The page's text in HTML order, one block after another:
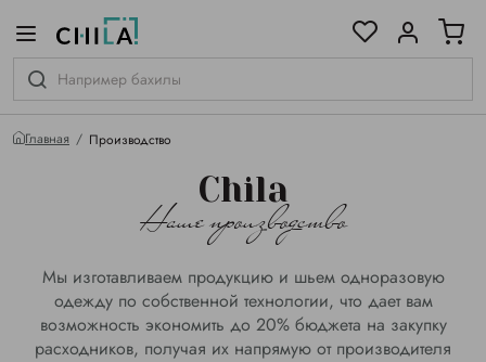
Главная Производство
Chila
Наше производство
Мы изготавливаем продукцию и шьем одноразовую
одежду по собственной технологии, что дает вам
возможность экономить до 20% бюджета на закупку
расходников, получая их напрямую от производителя
гамме